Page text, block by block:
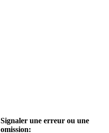
Signaler une erreur ou une
omission: